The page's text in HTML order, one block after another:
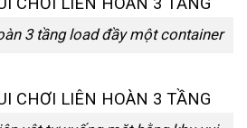
3 tầng load đầy một container